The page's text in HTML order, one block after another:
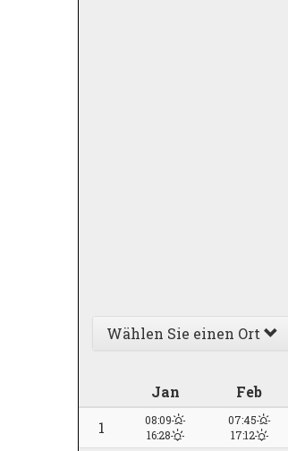
Wählen Sie einen Ort
Jan Feb
1
08:09
16:28
07:45
17:12